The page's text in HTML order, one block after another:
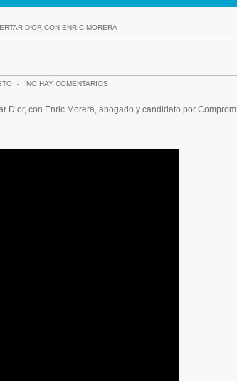
D’OR CON ENRIC MORERA
- NO HAY COMENTARIOS
con Enric Morera, abogado y candidato por